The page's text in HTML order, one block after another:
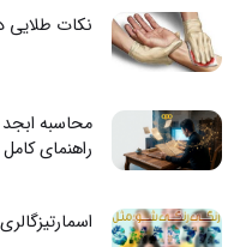
نکات طلایی
محاسبه
راهنمای